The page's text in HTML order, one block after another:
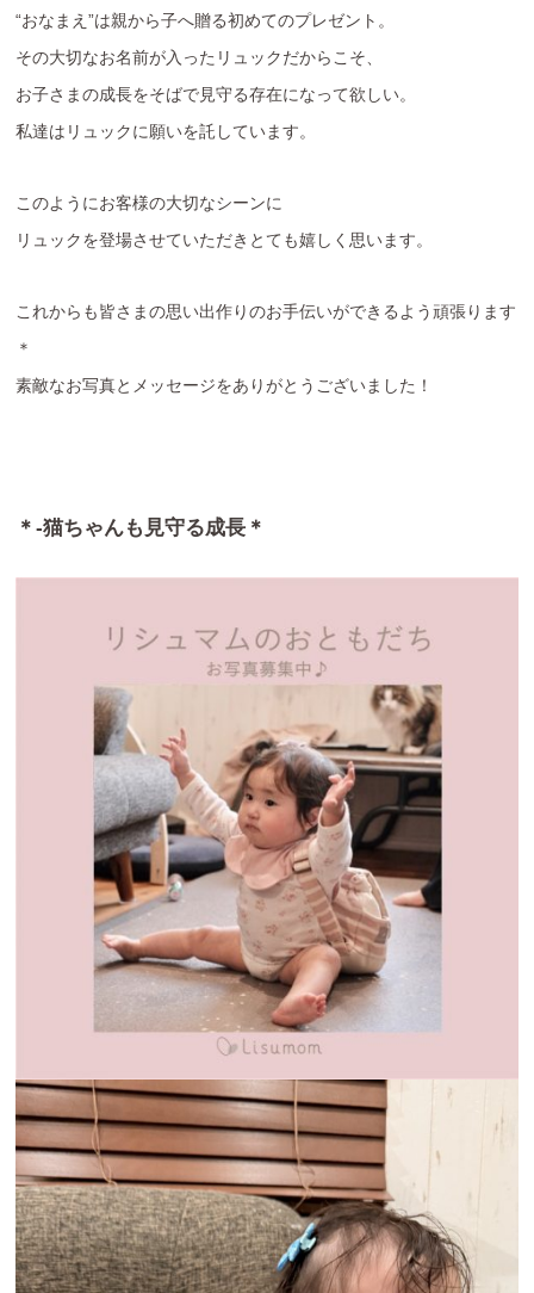
“おなまえ”は親から子へ贈る初めてのプレゼント。
その大切なお名前が入ったリュックだからこそ、
お子さまの成長をそばで見守る存在になって欲しい。
私達はリュックに願いを託しています。
このようにお客様の大切なシーンに
リュックを登場させていただきとても嬉しく思います。
これからも皆さまの思い出作りのお手伝いができるよう頑張ります
＊
素敵なお写真とメッセージをありがとうございました！
＊-猫ちゃんも見守る成長＊